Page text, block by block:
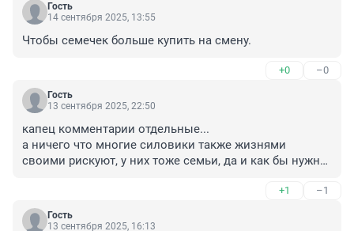
Гость
14 сентября 2025, 13:55
Чтобы семечек больше купить на смену.
+0 –0
Гость
13 сентября 2025, 22:50
капец комментарии отдельные...
а ничего что многие силовики также жизнями
своими рискуют, у них тоже семьи, да и как бы нужно
+1 –1
Гость
13 сентября 2025, 16:13